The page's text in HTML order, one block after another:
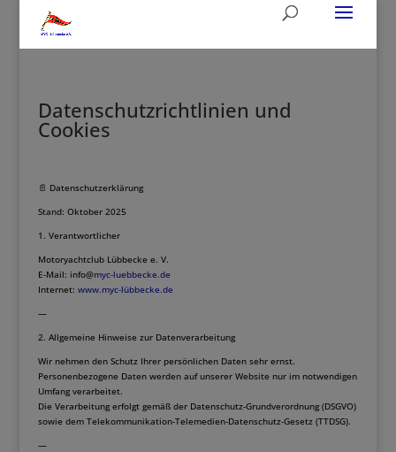
Datenschutzrichtlinien und
Cookies
📄 Datenschutzerklärung
Stand: Oktober 2025
1. Verantwortlicher
Motoryachtclub Lübbecke e. V.
E-Mail: info@myc-luebbecke.de
Internet: www.myc-lübbecke.de
—
2. Allgemeine Hinweise zur Datenverarbeitung
Wir nehmen den Schutz Ihrer persönlichen Daten sehr ernst.
Personenbezogene Daten werden auf unserer Website nur im notwendigen
Umfang verarbeitet.
Die Verarbeitung erfolgt gemäß der Datenschutz-Grundverordnung (DSGVO)
sowie dem Telekommunikation-Telemedien-Datenschutz-Gesetz (TTDSG).
—